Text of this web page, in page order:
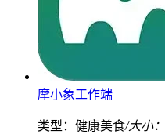
摩小象工作端
类型：健康美食/大小：